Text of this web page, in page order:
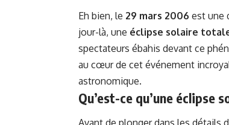
Eh bien, le 29 mars 2006 est une
jour-là, une éclipse solaire
spectateurs ébahis devant ce
au cœur de cet événement
astronomique.
Qu’est-ce qu’une éclipse